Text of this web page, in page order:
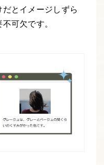
とイメージしずら
可欠です。